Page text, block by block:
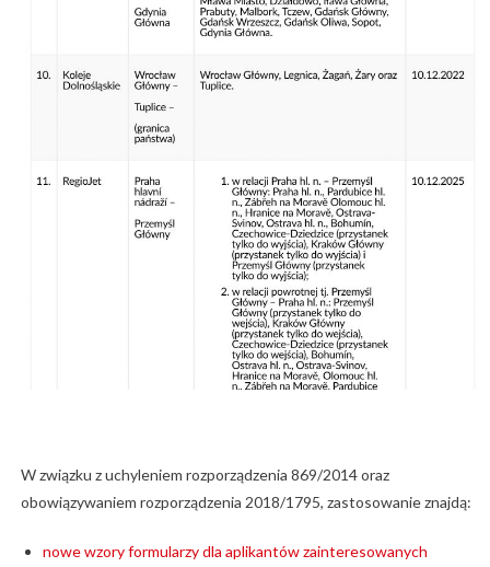
W związku z uchyleniem rozporządzenia 869/2014 oraz
obowiązywaniem rozporządzenia 2018/1795, zastosowanie znajdą:
nowe wzory formularzy dla aplikantów zainteresowanych